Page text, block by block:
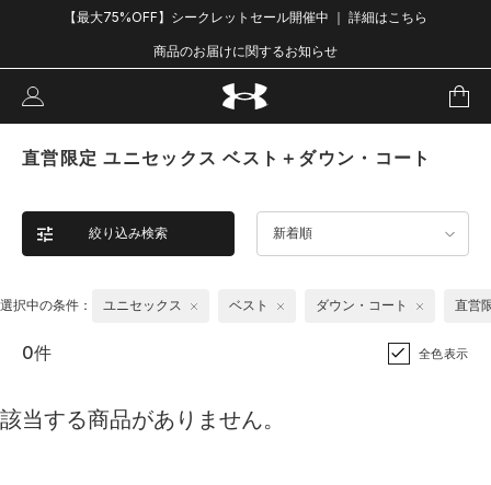
【最大75%OFF】シークレットセール開催中 ｜ 詳細はこちら
商品のお届けに関するお知らせ
直営限定 ユニセックス ベスト＋ダウン・コート
絞り込み検索 新着順
選択中の条件： ユニセックス ベスト ダウン・コート 直営
0件 全色表示
該当する商品がありません。